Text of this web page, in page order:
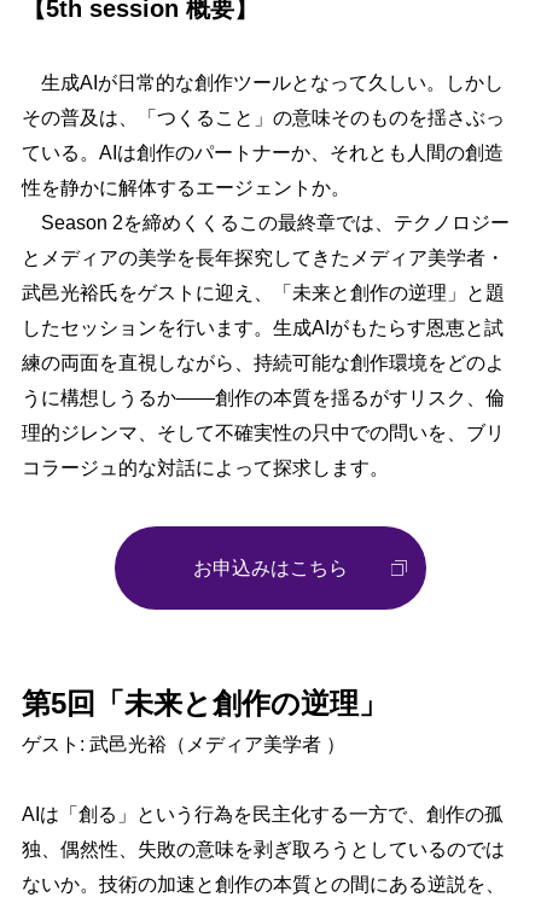
【5th session 概要】
生成AIが日常的な創作ツールとなって久しい。しかし
その普及は、「つくること」の意味そのものを揺さぶっ
ている。AIは創作のパートナーか、それとも人間の創造
性を静かに解体するエージェントか。
Season 2を締めくくるこの最終章では、テクノロジー
とメディアの美学を長年探究してきたメディア美学者・
武邑光裕氏をゲストに迎え、「未来と創作の逆理」と題
したセッションを行います。生成AIがもたらす恩恵と試
練の両面を直視しながら、持続可能な創作環境をどのよ
うに構想しうるか——創作の本質を揺るがすリスク、倫
理的ジレンマ、そして不確実性の只中での問いを、ブリ
コラージュ的な対話によって探求します。
お申込みはこちら
第5回「未来と創作の逆理 」
ゲスト: 武邑光裕（メディア美学者 ）
AIは「創る」という行為を民主化する一方で、創作の孤
独、偶然性、失敗の意味を剥ぎ取ろうとしているのでは
ないか。技術の加速と創作の本質との間にある逆説を、